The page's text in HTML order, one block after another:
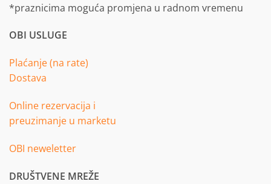
*praznicima moguća promjena u radnom vremenu
OBI USLUGE
Plaćanje (na rate)
Dostava
Online rezervacija i
preuzimanje u marketu
OBI neweletter
DRUŠTVENE MREŽE